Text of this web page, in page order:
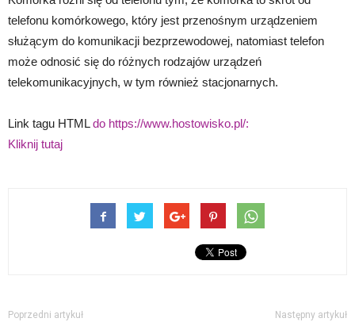
telefonu komórkowego, który jest przenośnym urządzeniem
służącym do komunikacji bezprzewodowej, natomiast telefon
może odnosić się do różnych rodzajów urządzeń
telekomunikacyjnych, w tym również stacjonarnych.
Link tagu HTMLdo https://www.hostowisko.pl/:
Kliknij tutaj
Poprzedni artykuł Następny artykuł